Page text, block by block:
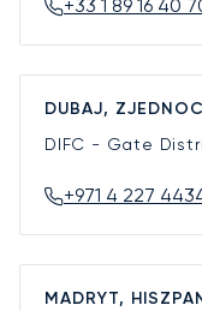
+33 1 89 16 40
DUBAJ,
DIFC - Gate
+971 4 227
MADRYT,